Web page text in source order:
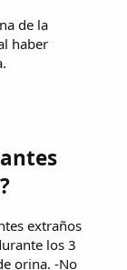
de la
haber
extraños
los 3
orina. -No